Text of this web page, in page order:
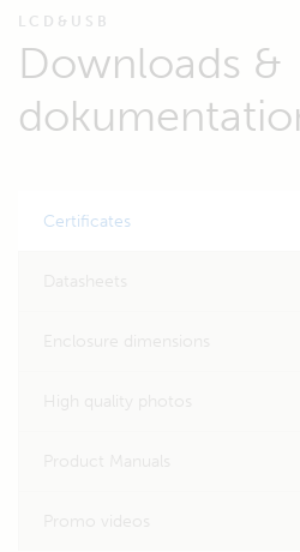
LCD&USB
Downloads &
Certificates